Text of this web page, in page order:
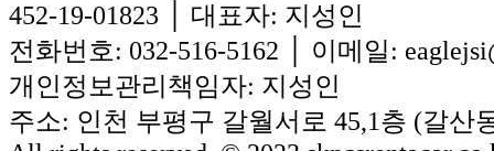
452-19-01823
대표자: 지성인
전화번호: 032-516-5162
이메일:
개인정보관리책임자: 지성인
주소: 인천 부평구 갈월서로 45,1층 (갈산